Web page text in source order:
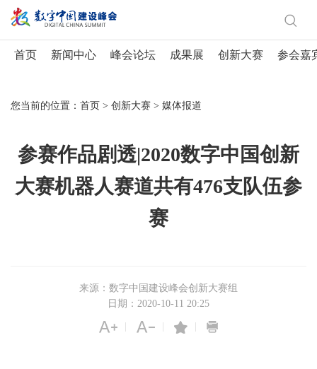
首页 新闻中心 峰会论坛 成果展 创新大赛 参会嘉
您当前的位置： 首页 > 创新大赛 > 媒体报道
参赛作品剧透|2020数字中国创新
大赛机器人赛道共有476支队伍参
赛
来源：数字中国建设峰会创新大赛组
日期：2020-10-11 20:25